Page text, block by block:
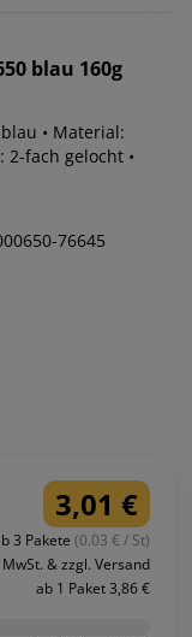
blau 160g
• Material:
2-fach gelocht •
76645
3,01 €
3 Pakete (0.03 € / St)
& zzgl. Versand
ab 1 Paket 3,86 €